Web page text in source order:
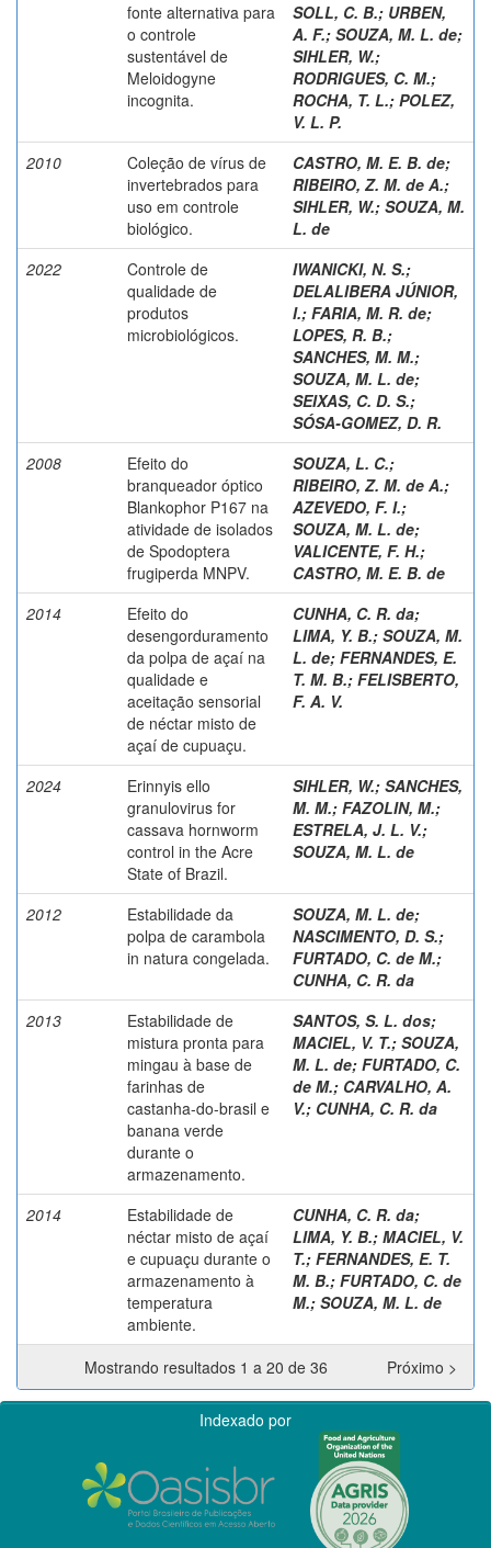
fonte alternativa para
o controle
sustentável de
Meloidogyne
incognita.
SOLL, C. B.; URBEN,
A. F.; SOUZA, M. L. de;
SIHLER, W.;
RODRIGUES, C. M.;
ROCHA, T. L.; POLEZ,
V. L. P.
2010
Coleção de vírus de
invertebrados para
uso em controle
biológico.
CASTRO, M. E. B. de;
RIBEIRO, Z. M. de A.;
SIHLER, W.; SOUZA, M.
L. de
2022
Controle de
qualidade de
produtos
microbiológicos.
IWANICKI, N. S.;
DELALIBERA JÚNIOR,
I.; FARIA, M. R. de;
LOPES, R. B.;
SANCHES, M. M.;
SOUZA, M. L. de;
SEIXAS, C. D. S.;
SÓSA-GOMEZ, D. R.
2008
Efeito do
branqueador óptico
Blankophor P167 na
atividade de isolados
de Spodoptera
frugiperda MNPV.
SOUZA, L. C.;
RIBEIRO, Z. M. de A.;
AZEVEDO, F. I.;
SOUZA, M. L. de;
VALICENTE, F. H.;
CASTRO, M. E. B. de
2014
Efeito do
desengorduramento
da polpa de açaí na
qualidade e
aceitação sensorial
de néctar misto de
açaí de cupuaçu.
CUNHA, C. R. da;
LIMA, Y. B.; SOUZA, M.
L. de; FERNANDES, E.
T. M. B.; FELISBERTO,
F. A. V.
2024
Erinnyis ello
granulovirus for
cassava hornworm
control in the Acre
State of Brazil.
SIHLER, W.; SANCHES,
M. M.; FAZOLIN, M.;
ESTRELA, J. L. V.;
SOUZA, M. L. de
2012
Estabilidade da
polpa de carambola
in natura congelada.
SOUZA, M. L. de;
NASCIMENTO, D. S.;
FURTADO, C. de M.;
CUNHA, C. R. da
2013
Estabilidade de
mistura pronta para
mingau à base de
farinhas de
castanha-do-brasil e
banana verde
durante o
armazenamento.
SANTOS, S. L. dos;
MACIEL, V. T.; SOUZA,
M. L. de; FURTADO, C.
de M.; CARVALHO, A.
V.; CUNHA, C. R. da
2014
Estabilidade de
néctar misto de açaí
e cupuaçu durante o
armazenamento à
temperatura
ambiente.
CUNHA, C. R. da;
LIMA, Y. B.; MACIEL, V.
T.; FERNANDES, E. T.
M. B.; FURTADO, C. de
M.; SOUZA, M. L. de
Mostrando resultados 1 a 20 de 36 Próximo >
Indexado por